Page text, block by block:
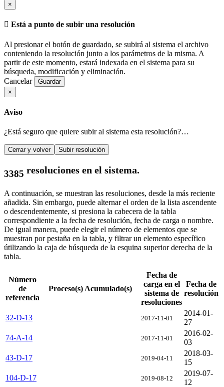
×
Está a punto de subir una resolución
Al presionar el botón de guardado, se subirá al sistema el archivo
conteniendo la resolución junto a los parámetros de la misma. A
partir de este momento, estará indexada en el sistema para su
búsqueda, modificación y eliminación.
Cancelar
Guardar
×
Aviso
¿Está seguro que quiere subir al sistema esta resolución?…
Cerrar y volver Subir resolución
3385 resoluciones en el sistema.
A continuación, se muestran las resoluciones, desde la más reciente
añadida. Sin embargo, puede alternar el orden de la lista ascendente
o descendentemente, si presiona la cabecera de la tabla
correspondiente a la fecha de resolución, fecha de carga o nombre.
De igual manera, puede elegir el número de elementos que se
muestran por pestaña en la tabla, y filtrar un elemento específico
útilizando la caja de búsqueda de la esquina superior derecha de la
tabla.
Número
de
referencia
Proceso(s) Acumulado(s)
Fecha de
carga en el
sistema de
resoluciones
Fecha de
resolución
32-D-13 2017-11-01
2014-01-
27
74-A-14
2017-11-01
2016-02-
03
43-D-17
2019-04-11
2018-03-
15
104-D-17
2019-08-12
2019-07-
12